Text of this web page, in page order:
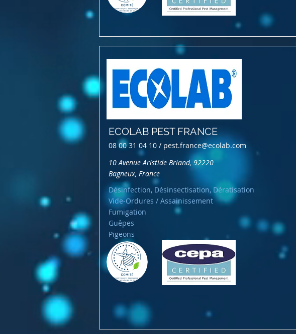
ECOLAB PEST FRANCE
08 00 31 04 10 / pest.france@ecolab.com
10 Avenue Aristide Briand, 92220
Bagneux, France
Désinfection, Désinsectisation, Dératisation
Vide-Ordures / Assainissement
Fumigation
Guêpes
Pigeons